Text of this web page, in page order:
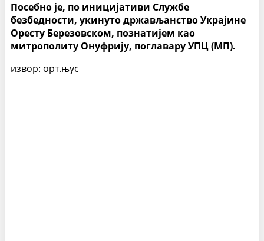
Посебно је, по иницијативи Службе
безбедности, укинуто држављанство Украјине
Оресту Березовском, познатијем као
митрополиту Онуфрију, поглавару УПЦ (МП).
извор: орт.њус